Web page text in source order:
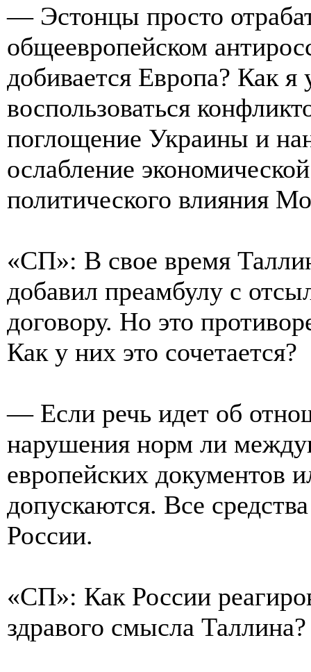
— Эстонцы просто
общеевропейском
добивается Европа? Как я
воспользоваться
поглощение Украины и
ослабление
политического влияния
«СП»: В свое время
добавил преамбулу с
договору. Но это
Как у них это сочетается?
— Если речь идет об
нарушения норм ли
европейских документов
допускаются. Все
России.
«СП»: Как России
здравого смысла Таллина?